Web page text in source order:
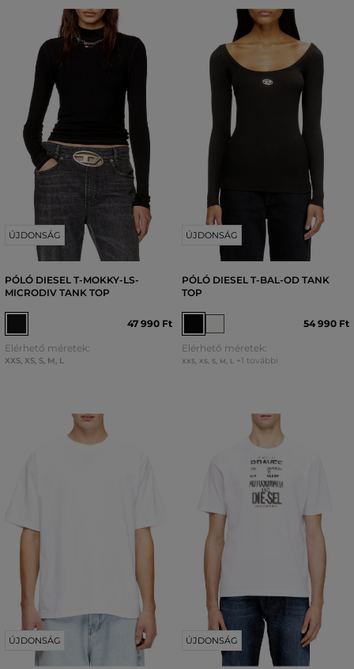
ÚJDONSÁG
PÓLÓ DIESEL T-MOKKY-LS-
MICRODIV TANK TOP
47 990 Ft
Elérhető méretek:
XXS, XS, S, M, L
ÚJDONSÁG
PÓLÓ DIESEL T-BAL-OD TANK
TOP
54 990 Ft
Elérhető méretek:
XXS, XS, S, M L +1 további
ÚJDONSÁG ÚJDONSÁG